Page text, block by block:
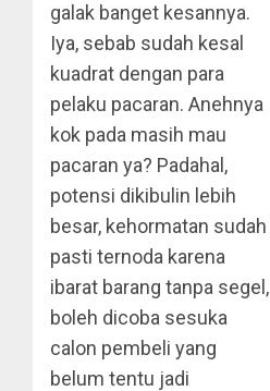
galak banget kesannya.
Iya, sebab sudah kesal
kuadrat dengan para
pelaku pacaran. Anehnya
kok pada masih mau
pacaran ya? Padahal,
potensi dikibulin lebih
besar, kehormatan sudah
pasti ternoda karena
ibarat barang tanpa segel,
boleh dicoba sesuka
calon pembeli yang
belum tentu jadi